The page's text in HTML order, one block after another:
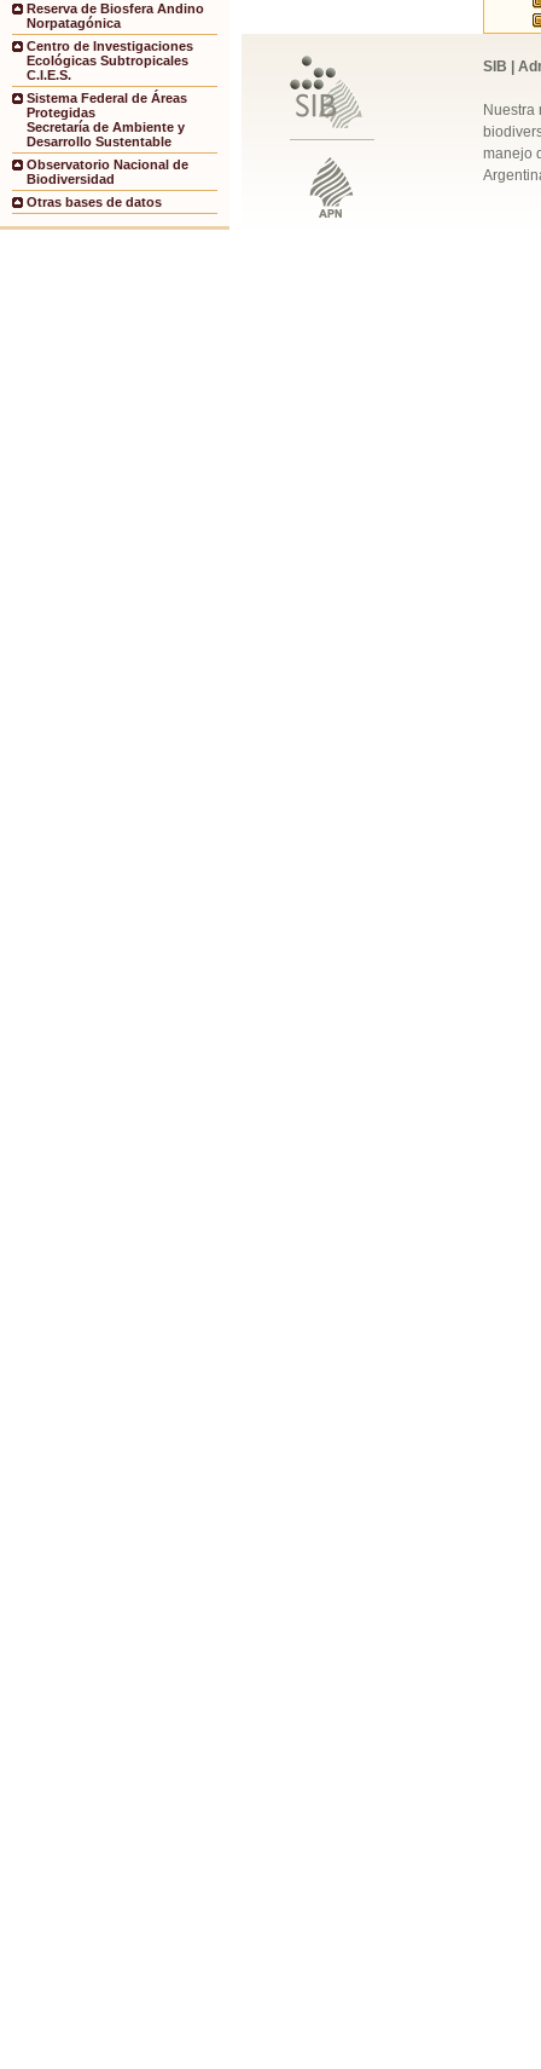
Reserva de Biosfera Andino
Norpatagónica
Centro de Investigaciones
Ecológicas Subtropicales
C.I.E.S.
Sistema Federal de Áreas
Protegidas
Secretaría de Ambiente y
Desarrollo Sustentable
Observatorio Nacional de
Biodiversidad
Otras bases de datos
SIB |
Nuestra
manejo